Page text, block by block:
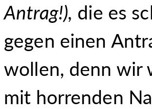
Antrag!), die es
gegen einen
wollen, denn wir
mit horrenden